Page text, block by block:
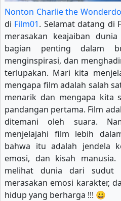
Nonton Charlie the
di Film01. Selamat datang di
merasakan keajaiban
bagian penting dalam
menginspirasi, dan
terlupakan. Mari kita
mengapa film adalah salah
menarik dan mengapa kita
pandangan pertama. Film
ditemani oleh suara.
menjelajahi film lebih
bahwa itu adalah jendela
emosi, dan kisah
melihat dunia dari sudut
merasakan emosi karakter,
hidup yang berharga !!! 😀